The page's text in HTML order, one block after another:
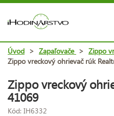
Úvod > Zapaľovače > Zippo
Zippo vreckový ohrievač rúk
Zippo vreckový
41069
Kód: IH6332